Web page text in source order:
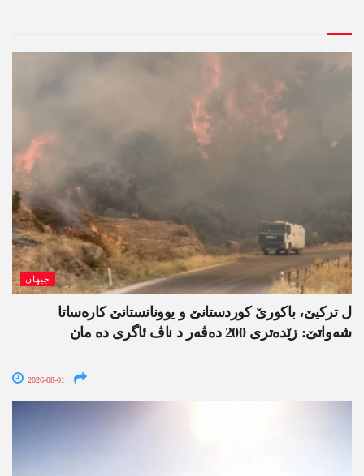
جیھان
ل ترکیێ، باکورێ کوردستانێ و یوونانستانێ کارەساتا
شەواتێ: زێدەتری 200 دەڤەر د ناڤ ئاگری دە مان
2026-08-01